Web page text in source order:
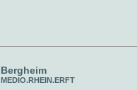
Bergheim
MEDIO.RHEIN.ERFT